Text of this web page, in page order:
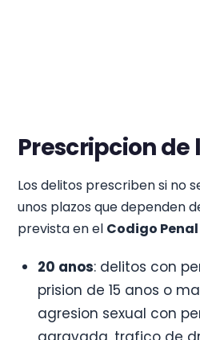
Prescripcion de
Los delitos prescriben si no
unos plazos que dependen
prevista en el Codigo Penal
20 anos: delitos con
prision de 15 anos o
agresion sexual con